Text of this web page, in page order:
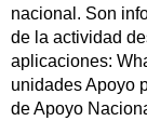
nacional. Son
de la actividad
aplicaciones:
unidades Apoyo
de Apoyo